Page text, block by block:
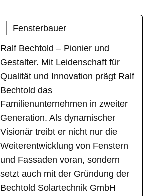
Fensterbauer
Ralf Bechtold – Pionier und
Gestalter. Mit Leidenschaft für
Qualität und Innovation prägt Ralf
Bechtold das
Familienunternehmen in zweiter
Generation. Als dynamischer
Visionär treibt er nicht nur die
Weiterentwicklung von Fenstern
und Fassaden voran, sondern
setzt auch mit der Gründung der
Bechtold Solartechnik GmbH